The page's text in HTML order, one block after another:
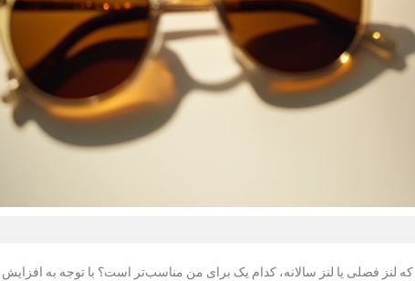
فصلی یا لنز سالانه، کدام یک برای من مناسب‌تر است؟ با توجه به افزایش